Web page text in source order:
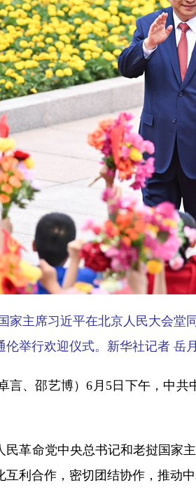
家主席习近平在北京人民大会堂
举行欢迎仪式。新华社记者 岳
、邵艺博）6月5日下午，中共
命党中央总书记和老挝国家主
利合作，密切团结协作，推动